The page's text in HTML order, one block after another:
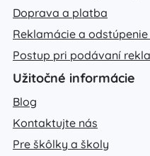
Doprava a platba
Reklamácie a
Postup pri podávaní
Užitočné informácie
Blog
Kontaktujte nás
Pre škôlky a školy